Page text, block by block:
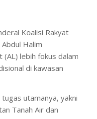
Koalisi Rakyat
Halim
(AL) lebih fokus dalam
di kawasan
utamanya, yakni
Tanah Air dan